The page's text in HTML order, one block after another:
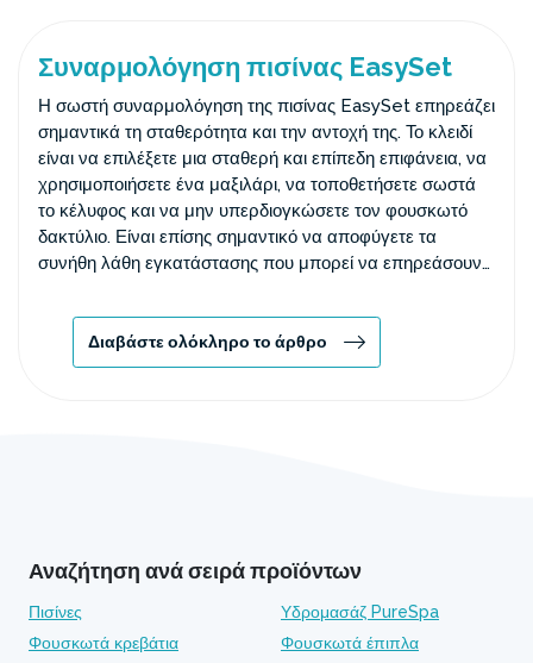
Συναρμολόγηση πισίνας EasySet
Η σωστή συναρμολόγηση της πισίνας EasySet επηρεάζει
σημαντικά τη σταθερότητα και την αντοχή της. Το κλειδί
είναι να επιλέξετε μια σταθερή και επίπεδη επιφάνεια, να
χρησιμοποιήσετε ένα μαξιλάρι, να τοποθετήσετε σωστά
το κέλυφος και να μην υπερδιογκώσετε τον φουσκωτό
δακτύλιο. Είναι επίσης σημαντικό να αποφύγετε τα
συνήθη λάθη εγκατάστασης που μπορεί να επηρεάσουν
Διαβάστε ολόκληρο το άρθρο
Αναζήτηση ανά σειρά προϊόντων
Πισίνες
Υδρομασάζ PureSpa
Φουσκωτά κρεβάτια
Φουσκωτά έπιπλα